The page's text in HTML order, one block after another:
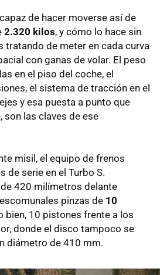
de hacer moverse así de
2.320 kilos, y cómo lo hace sin
tratando de meter en cada curva
con ganas de volar. El peso
en el piso del coche, el
el sistema de tracción en el
y esa puesta a punto que
son las claves de ese
misil, el equipo de frenos
de serie en el Turbo S.
420 milímetros delante
pinzas de 10
bien, 10 pistones frente a los
donde el disco tampoco se
diámetro de 410 mm.